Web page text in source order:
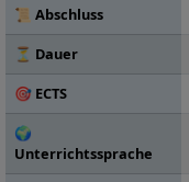
📜 Abschluss
⏳ Dauer
🎯 ECTS
🌍
Unterrichtssprache